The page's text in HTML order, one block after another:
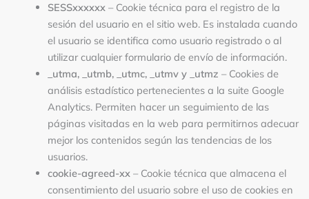
SESSxxxxxx– Cookie técnica para el registro de la
sesión del usuario en el sitio web. Es instalada cuando
el usuario se identifica como usuario registrado o al
utilizar cualquier formulario de envío de información.
_utma, _utmb, _utmc, _utmv y _utmz – Cookies de
análisis estadístico pertenecientes a la suite Google
Analytics. Permiten hacer un seguimiento de las
páginas visitadas en la web para permitirnos adecuar
mejor los contenidos según las tendencias de los
usuarios.
cookie-agreed-xx– Cookie técnica que almacena el
consentimiento del usuario sobre el uso de cookies en